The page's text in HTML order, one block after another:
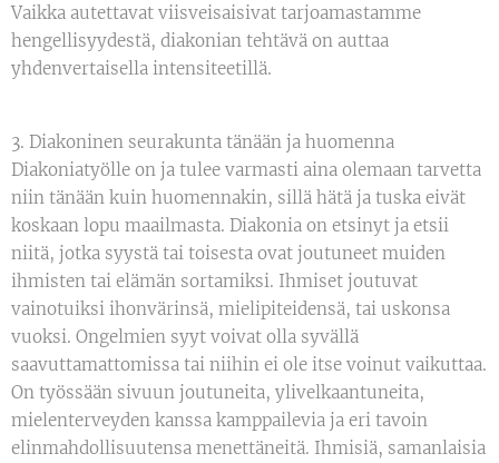
Vaikka autettavat viisveisaisivat tarjoamastamme
hengellisyydestä, diakonian tehtävä on auttaa
yhdenvertaisella intensiteetillä.
3. Diakoninen seurakunta tänään ja huomenna
Diakoniatyölle on ja tulee varmasti aina olemaan tarvetta
niin tänään kuin huomennakin, sillä hätä ja tuska eivät
koskaan lopu maailmasta. Diakonia on etsinyt ja etsii
niitä, jotka syystä tai toisesta ovat joutuneet muiden
ihmisten tai elämän sortamiksi. Ihmiset joutuvat
vainotuiksi ihonvärinsä, mielipiteidensä, tai uskonsa
vuoksi. Ongelmien syyt voivat olla syvällä
saavuttamattomissa tai niihin ei ole itse voinut vaikuttaa.
On työssään sivuun joutuneita, ylivelkaantuneita,
mielenterveyden kanssa kamppailevia ja eri tavoin
elinmahdollisuutensa menettäneitä. Ihmisiä, samanlaisia